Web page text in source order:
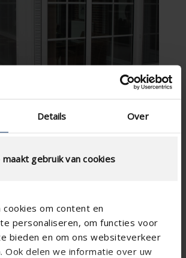
Details Over
gebruik van cookies
cookies om content en
personaliseren, om functies voor
bieden en om ons websiteverkeer
Ook delen we informatie over uw